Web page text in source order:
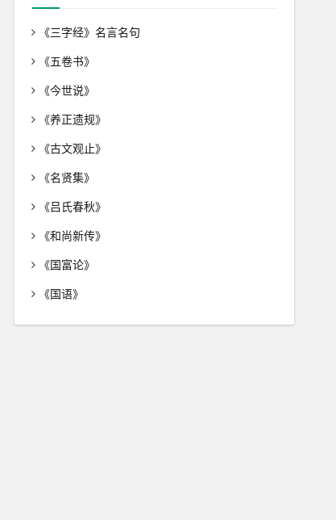
《三字经》名言名句
《五卷书》
《今世说》
《养正遗规》
《古文观止》
《名贤集》
《吕氏春秋》
《和尚新传》
《国富论》
《国语》